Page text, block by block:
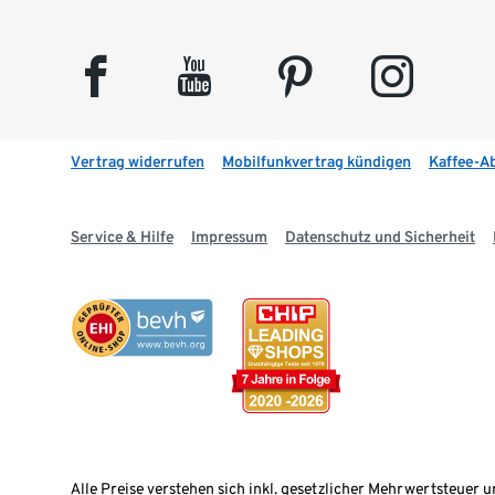
facebook youtube pinterest instagram
Vertrag widerrufen Mobilfunkvertrag kündigen Kaffee-
Service & Hilfe Impressum Datenschutz und Sicherheit
Alle Preise verstehen sich inkl. gesetzlicher Mehrwertsteuer